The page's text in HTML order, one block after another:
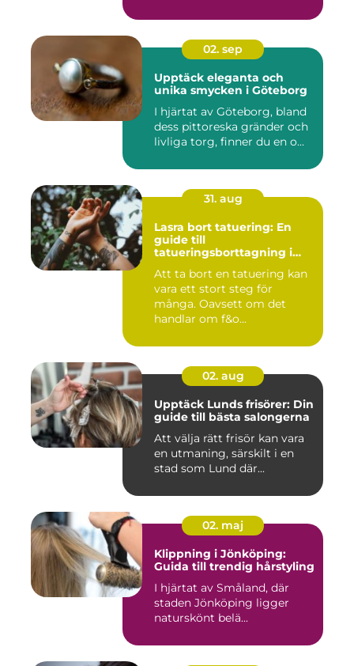
02. sep
Upptäck eleganta och
unika smycken i Göteborg
I hjärtat av Göteborg, bland
dess pittoreska gränder och
livliga torg, finner du en o...
31. aug
Lasra bort tatuering: En
guide till
tatueringsborttagning i
Att ta bort en tatuering kan
vara ett stort steg för
många. Oavsett om det
handlar om f&o...
02. aug
Upptäck Lunds frisörer: Din
guide till bästa salongerna
Att välja rätt frisör kan vara
en utmaning, särskilt i en
stad som Lund där...
02. maj
Klippning i Jönköping:
Guida till trendig hårstyling
I hjärtat av Småland, där
staden Jönköping ligger
naturskönt belä...